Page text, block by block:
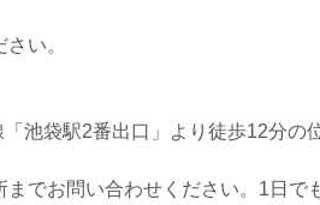
い。
池袋駅2番出口」より徒歩12分
でお問い合わせください。1日